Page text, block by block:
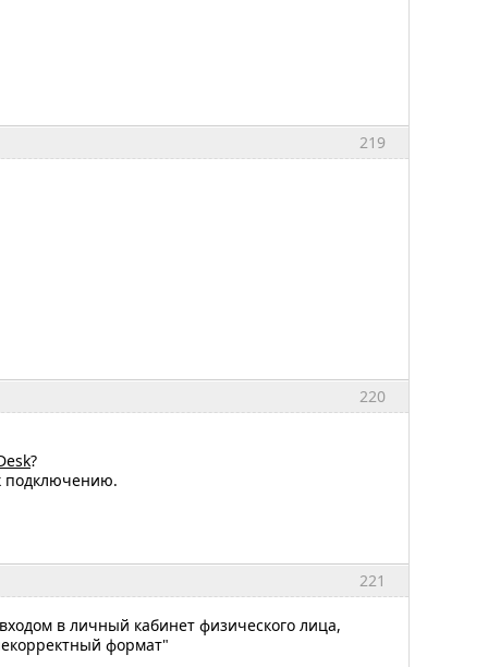
219
220
?
подключению.
221
в личный кабинет физического лица,
формат"